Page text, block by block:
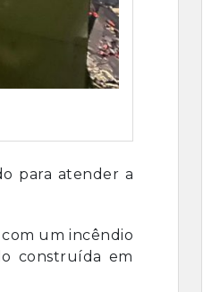
para atender a
um incêndio
construída em